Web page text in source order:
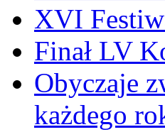
XVI
Finał LV
Obyczaje
każdego